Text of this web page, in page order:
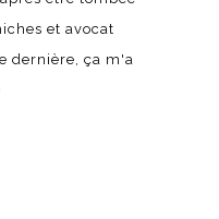
et avocat
dernière, ça m'a